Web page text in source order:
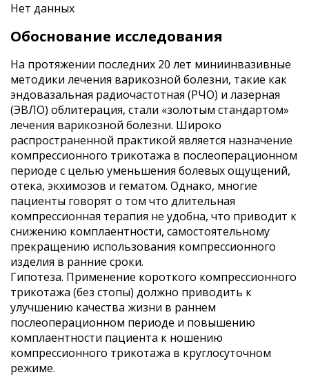
Нет данных
Обоснование исследования
На протяжении последних 20 лет миниинвазивные
методики лечения варикозной болезни, такие как
эндовазальная радиочастотная (РЧО) и лазерная
(ЭВЛО) облитерация, стали «золотым стандартом»
лечения варикозной болезни. Широко
распространенной практикой является назначение
компрессионного трикотажа в послеоперационном
периоде с целью уменьшения болевых ощущений,
отека, экхимозов и гематом. Однако, многие
пациенты говорят о том что длительная
компрессионная терапия не удобна, что приводит к
снижению комплаентности, самостоятельному
прекращению использования компрессионного
изделия в ранние сроки.
Гипотеза. Применение короткого компрессионного
трикотажа (без стопы) должно приводить к
улучшению качества жизни в раннем
послеоперационном периоде и повышению
комплаентности пациента к ношению
компрессионного трикотажа в круглосуточном
режиме.